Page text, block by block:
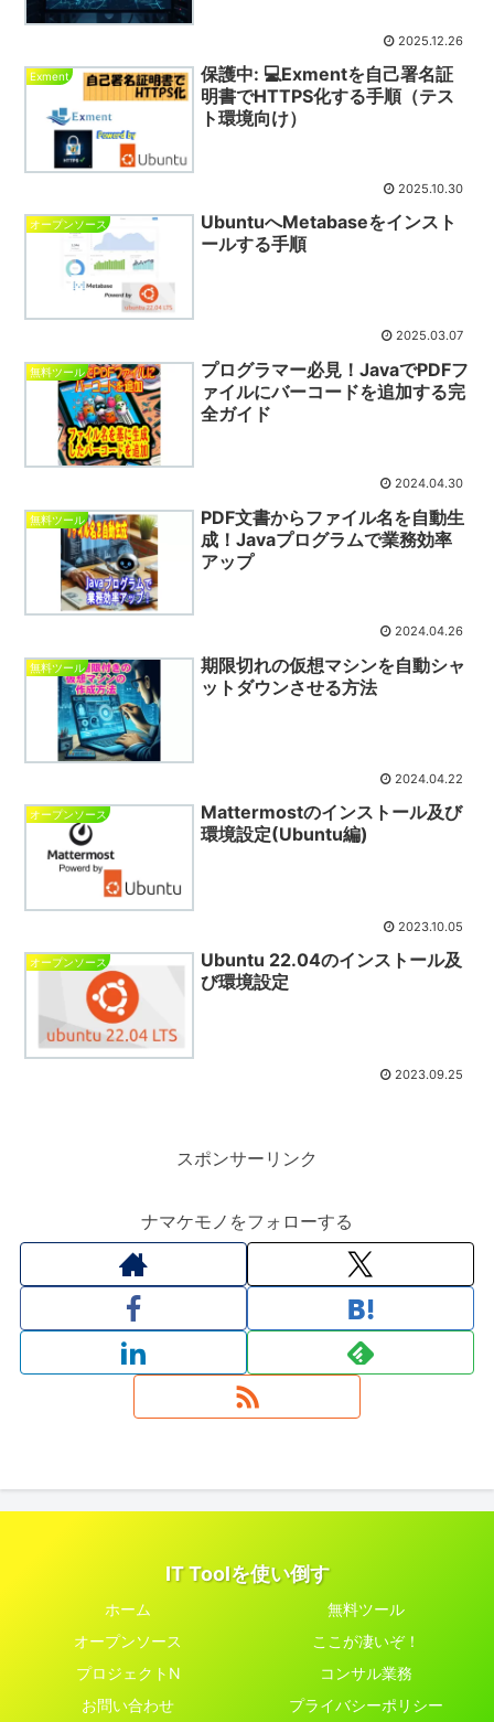
2025.12.26
Exment
保護中: 💻Exmentを自己署名証
明書でHTTPS化する手順（テス
ト環境向け）
2025.10.30
オープンソース
UbuntuへMetabaseをインスト
ールする手順
2025.03.07
無料ツール
プログラマー必見！JavaでPDFフ
ァイルにバーコードを追加する完
全ガイド
2024.04.30
無料ツール
PDF文書からファイル名を自動生
成！Javaプログラムで業務効率
アップ
2024.04.26
無料ツール
期限切れの仮想マシンを自動シャ
ットダウンさせる方法
2024.04.22
オープンソース
Mattermostのインストール及び
環境設定(Ubuntu編)
2023.10.05
オープンソース
Ubuntu 22.04のインストール及
び環境設定
2023.09.25
スポンサーリンク
ナマケモノをフォローする
IT Toolを使い倒す
ホーム
無料ツール
オープンソース
ここが凄いぞ！
プロジェクトN
コンサル業務
お問い合わせ
プライバシーポリシー